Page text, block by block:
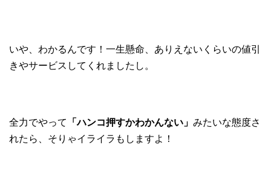
いや、わかるんです！一生懸命、ありえないくらいの値引
きやサービスしてくれましたし。
全力でやって 「ハンコ押すかわかんない」 みたいな態度さ
れたら、そりゃイライラもしますよ！